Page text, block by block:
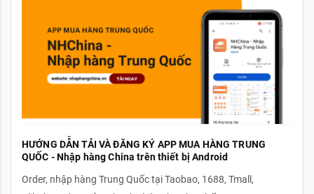
HƯỚNG DẪN TẢI VÀ ĐĂNG KÝ APP MUA HÀNG TRUNG
QUỐC - Nhập hàng China trên thiết bị Android
Order, nhập hàng Trung Quốc tại Taobao, 1688, Tmall,